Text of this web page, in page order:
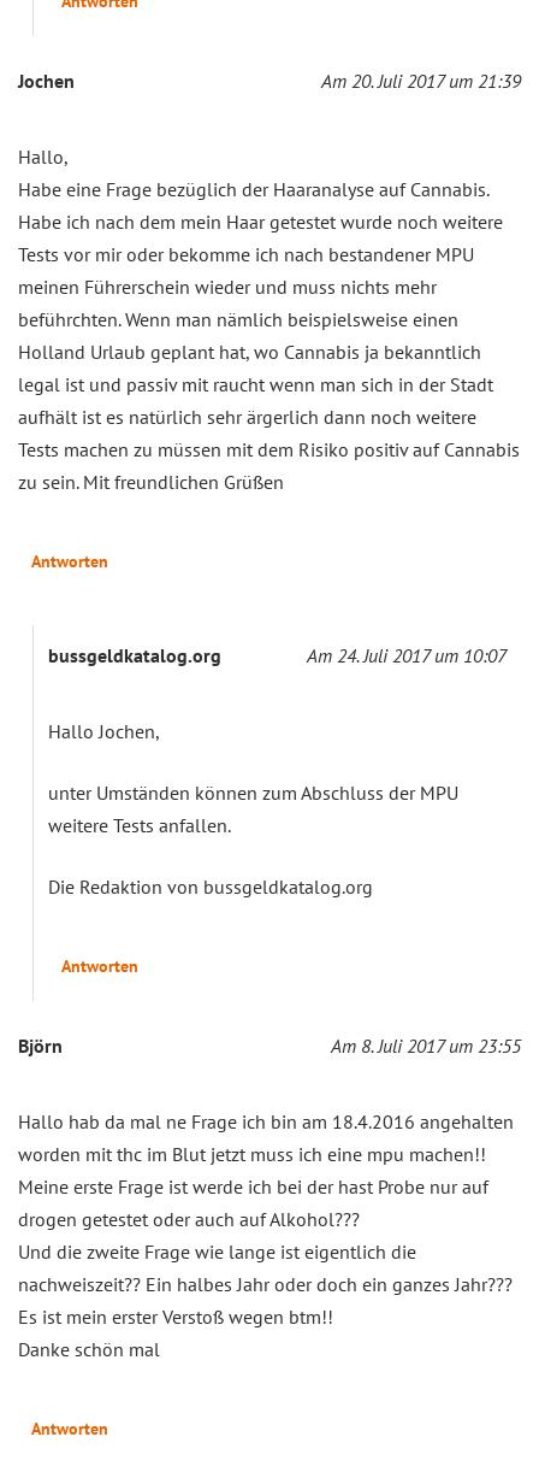
Jochen Am 20. Juli 2017 um 21:39
Hallo,
Habe eine Frage bezüglich der Haaranalyse auf Cannabis.
Habe ich nach dem mein Haar getestet wurde noch weitere
Tests vor mir oder bekomme ich nach bestandener MPU
meinen Führerschein wieder und muss nichts mehr
beführchten. Wenn man nämlich beispielsweise einen
Holland Urlaub geplant hat, wo Cannabis ja bekanntlich
legal ist und passiv mit raucht wenn man sich in der Stadt
aufhält ist es natürlich sehr ärgerlich dann noch weitere
Tests machen zu müssen mit dem Risiko positiv auf Cannabis
zu sein. Mit freundlichen Grüßen
Antworten
bussgeldkatalog.org Am 24. Juli 2017 um 10:07
Hallo Jochen,
unter Umständen können zum Abschluss der MPU
weitere Tests anfallen.
Die Redaktion von bussgeldkatalog.org
Antworten
Björn Am 8. Juli 2017 um 23:55
Hallo hab da mal ne Frage ich bin am 18.4.2016 angehalten
worden mit thc im Blut jetzt muss ich eine mpu machen!!
Meine erste Frage ist werde ich bei der hast Probe nur auf
drogen getestet oder auch auf Alkohol???
Und die zweite Frage wie lange ist eigentlich die
nachweiszeit?? Ein halbes Jahr oder doch ein ganzes Jahr???
Es ist mein erster Verstoß wegen btm!!
Danke schön mal
Antworten